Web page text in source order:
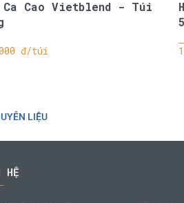
Ca Cao Vietblend - Túi
đ/túi
LIỆU
HỆ